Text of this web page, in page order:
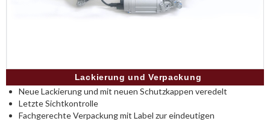
Lackierung und Verpackung
Neue Lackierung und mit neuen Schutzkappen veredelt
Letzte Sichtkontrolle
Fachgerechte Verpackung mit Label zur eindeutigen